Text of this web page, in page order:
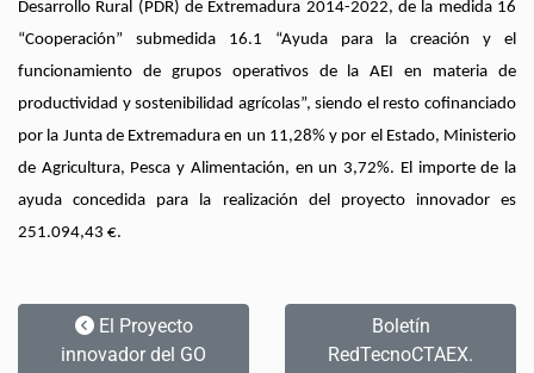
Desarrollo Rural (PDR) de Extremadura 2014-2022, de la medida 16
“Cooperación” submedida 16.1 “Ayuda para la creación y el
funcionamiento de grupos operativos de la AEI en materia de
productividad y sostenibilidad agrícolas”, siendo el resto cofinanciado
por la Junta de Extremadura en un 11,28% y por el Estado, Ministerio
de Agricultura, Pesca y Alimentación, en un 3,72%. El importe de la
ayuda concedida para la realización del proyecto innovador es
251.094,43 €.
El Proyecto
innovador del GO
Boletín
RedTecnoCTAEX.